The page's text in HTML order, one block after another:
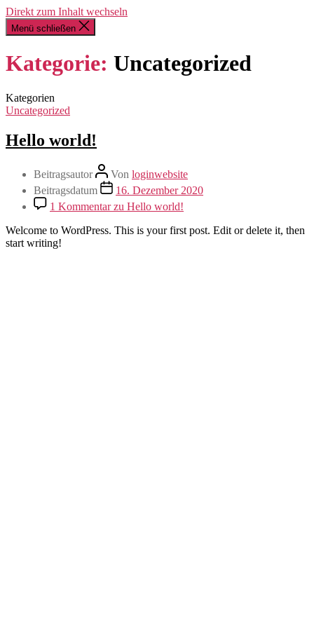
Direkt zum Inhalt wechseln
Menü schließen
Kategorie: Uncategorized
Kategorien
Uncategorized
Hello world!
Beitragsautor Von loginwebsite
Beitragsdatum
16. Dezember 2020
1 Kommentarzu Hello world!
Welcome to WordPress. This is your first post. Edit or delete it, then
start writing!